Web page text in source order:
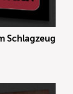
Schlagzeug